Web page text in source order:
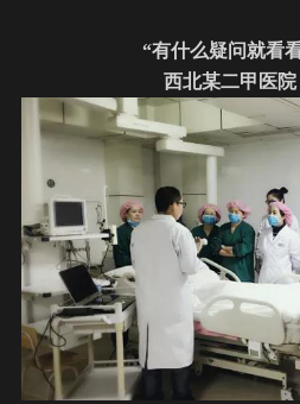
“有什么疑问就看
西北某二甲医